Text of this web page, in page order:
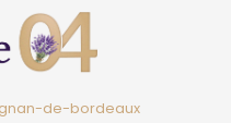
de-bordeaux